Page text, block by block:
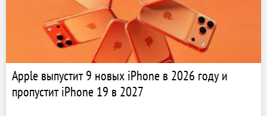
Apple выпустит 9 новых iPhone в 2026 году и
пропустит iPhone 19 в 2027